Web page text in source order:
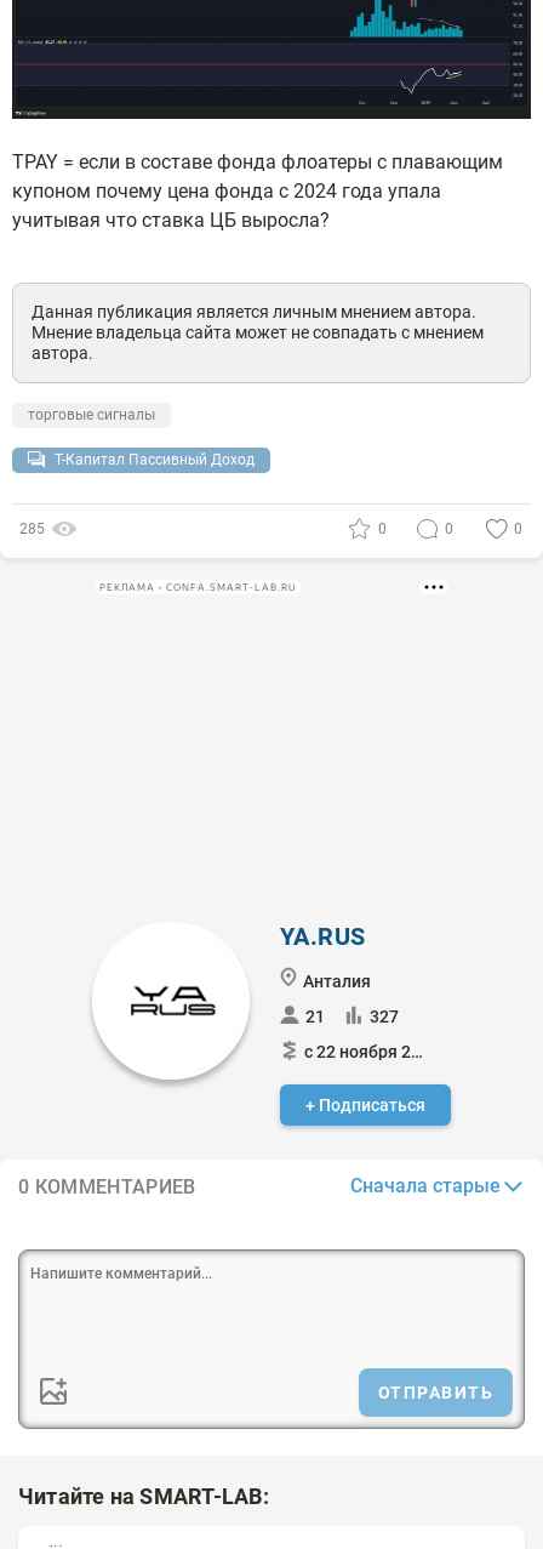
TPAY = если в составе фонда флоатеры с плавающим
купоном почему цена фонда с 2024 года упала
учитывая что ставка ЦБ выросла?
Данная публикация является личным мнением автора.
Мнение владельца сайта может не совпадать с мнением
автора.
торговые сигналы
Т-Капитал Пассивный Доход
285 0 0 0
РЕКЛАМА • CONFA.SMART-LAB.RU
YA.RUS
Анталия
21
327
с 22 ноября 2019
+ Подписаться
0 КОММЕНТАРИЕВ Сначала старые
ОТПРАВИТЬ
Читайте на SMART-LAB: